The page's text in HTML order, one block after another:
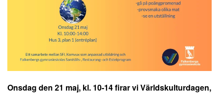
Onsdag den 21 maj, kl. 10-14 firar vi Världskulturdagen,